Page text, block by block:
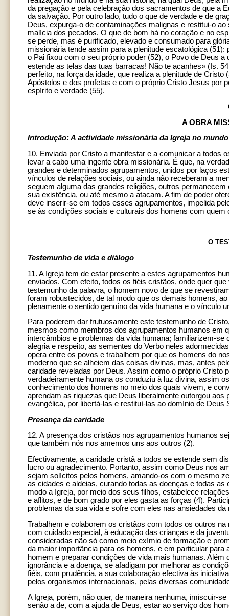
da pregação e pela celebração dos sacramentos de que a
da salvação. Por outro lado, tudo o que de verdade e de
Deus, expurga-o de contaminações malignas e restitui-o
malícia dos pecados. O que de bom há no coração e no
se perde, mas é purificado, elevado e consumado para
missionária tende assim para a plenitude escatológica
o Pai fixou com o seu próprio poder (52), o Povo de Deus
estende as telas das tuas barracas! Não te acanhes» (Is.
perfeito, na força da idade, que realiza a plenitude de
Apóstolos e dos profetas e com o próprio Cristo Jesus por
espírito e verdade (55).
A OBRA
Introdução: A actividade missionária da Igreja no
10. Enviada por Cristo a manifestar e a comunicar a todos
levar a cabo uma ingente obra missionária. É que, na
grandes e determinados agrupamentos, unidos por laços
vínculos de relações sociais, ou ainda não receberam a
seguem alguma das grandes religiões, outros
sua existência, ou até mesmo a atacam. A fim de poder
deve inserir-se em todos esses agrupamentos, impelida
se às condições sociais e culturais dos homens com quem
O
Testemunho de vida e diálogo
11. A Igreja tem de estar presente a estes agrupamentos
enviados. Com efeito, todos os fiéis cristãos, onde quer
testemunho da palavra, o homem novo de que se
foram robustecidos, de tal modo que os demais homens,
plenamente o sentido genuíno da vida humana e o vínculo
Para poderem dar frutuosamente este testemunho de
mesmos como membros dos agrupamentos humanos em
intercâmbios e problemas da vida humana; familiarizem-
alegria e respeito, as sementes do Verbo neles
opera entre os povos e trabalhem por que os homens do
moderno que se alheiem das coisas divinas, mas, antes
caridade reveladas por Deus. Assim como o próprio
verdadeiramente humana os conduziu à luz divina, assim
conhecimento dos homens no meio dos quais vivem, e
aprendam as riquezas que Deus liberalmente outorgou
evangélica, por libertá-las e restituí-las ao domínio de Deus
Presença da caridade
12. A presença dos cristãos nos agrupamentos humanos
que também nós nos amemos uns aos outros (2).
Efectivamente, a caridade cristã a todos se estende sem
lucro ou agradecimento. Portanto, assim como Deus nos
sejam solícitos pelos homens, amando-os com o mesmo
as cidades e aldeias, curando todas as doenças e todas
modo a Igreja, por meio dos seus filhos, estabelece
e aflitos, e de bom grado por eles gasta as forças (4).
problemas da sua vida e sofre com eles nas ansiedades
Trabalhem e colaborem os cristãos com todos os outros
com cuidado especial, à educação das crianças e da
consideradas não só como meio exímio de formação e
da maior importância para os homens, e em particular
homem e preparar condições de vida mais humanas.
ignorância e a doença, se afadigam por melhorar as
fiéis, com prudência, a sua colaboração efectiva às
pelos organismos internacionais, pelas diversas
A Igreja, porém, não quer, de maneira nenhuma, imiscuir-
senão a de, com a ajuda de Deus, estar ao serviço dos